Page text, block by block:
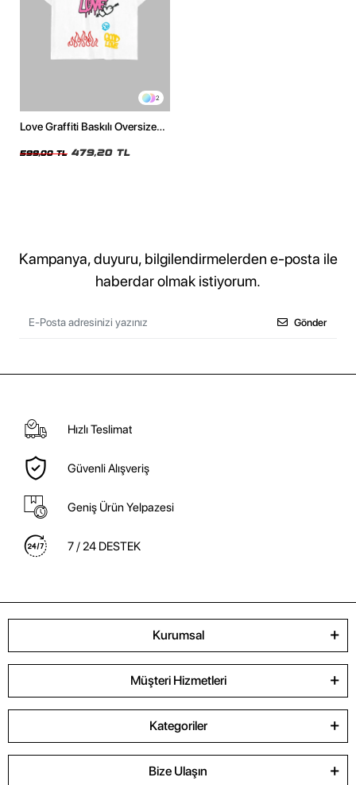
2
Love Graffiti Baskılı Oversize
599,00 TL 479,20 TL
Kampanya, duyuru, bilgilendirmelerden e-posta ile
haberdar olmak istiyorum.
Gönder
Hızlı Teslimat
Güvenli Alışveriş
Geniş Ürün Yelpazesi
7 / 24 DESTEK
Kurumsal
Müşteri Hizmetleri
Kategoriler
Bize Ulaşın